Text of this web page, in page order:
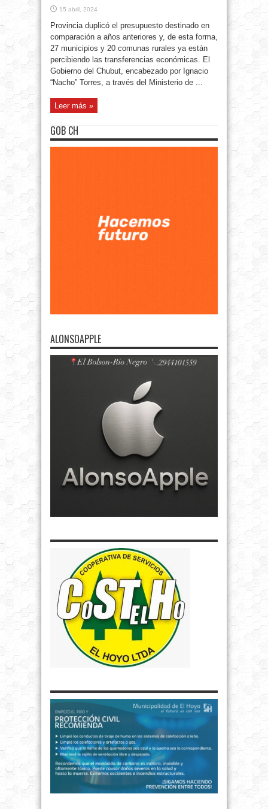
15 abril, 2024
Provincia duplicó el presupuesto destinado en
comparación a años anteriores y, de esta forma,
27 municipios y 20 comunas rurales ya están
percibiendo las transferencias económicas. El
Gobierno del Chubut, encabezado por Ignacio
“Nacho” Torres, a través del Ministerio de ...
Leer más »
GOB CH
ALONSOAPPLE